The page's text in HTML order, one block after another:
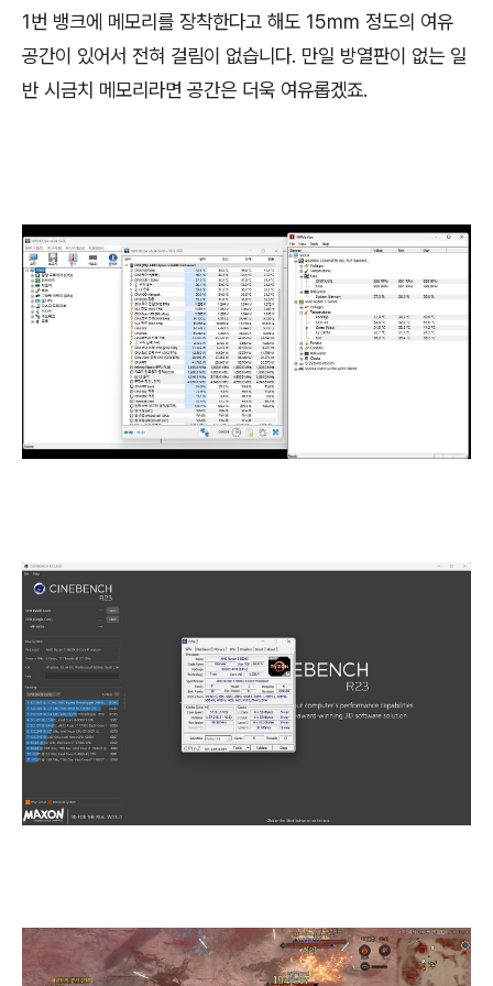
1번 뱅크에 메모리를 장착한다고 해도 15mm 정도의 여유
공간이 있어서 전혀 걸림이 없습니다. 만일 방열판이 없는 일
반 시금치 메모리라면 공간은 더욱 여유롭겠죠.